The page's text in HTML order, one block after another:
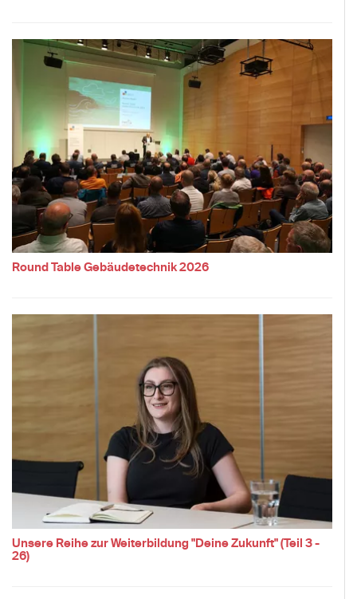
Round Table Gebäudetechnik 2026
Unsere Reihe zur Weiterbildung "Deine Zukunft" (Teil 3 -
26)